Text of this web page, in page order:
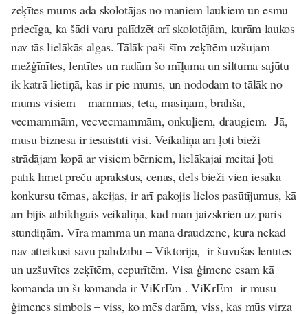
zeķītes mums ada skolotājas no maniem laukiem un esmu
priecīga, ka šādi varu palīdzēt arī skolotājām, kurām laukos
nav tās lielākās algas. Tālāk paši šīm zeķītēm uzšujam
mežģīnītes, lentītes un radām šo mīļuma un siltuma sajūtu
ik katrā lietiņā, kas ir pie mums, un nododam to tālāk no
mums visiem – mammas, tēta, māsiņām, brālīša,
vecmammām, vecvecmammām, onkuļiem, draugiem. Jā,
mūsu biznesā ir iesaistīti visi. Veikaliņā arī ļoti bieži
strādājam kopā ar visiem bērniem, lielākajai meitai ļoti
patīk līmēt preču aprakstus, cenas, dēls bieži vien iesaka
konkursu tēmas, akcijas, ir arī pakojis lielos pasūtījumus, kā
arī bijis atbildīgais veikaliņā, kad man jāizskrien uz pāris
stundiņām. Vīra mamma un mana draudzene, kura nekad
nav atteikusi savu palīdzību – Viktorija, ir šuvušas lentītes
un uzšuvītes zeķītēm, cepurītēm. Visa ģimene esam kā
komanda un šī komanda ir ViKrEm . ViKrEm ir mūsu
ģimenes simbols – viss, ko mēs darām, viss, kas mūs virza